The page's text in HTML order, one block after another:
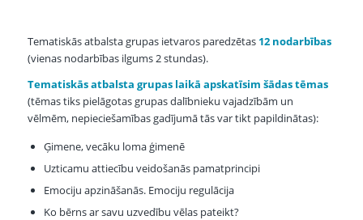
Tematiskās atbalsta grupas ietvaros paredzētas 12 nodarbības
(vienas nodarbības ilgums 2 stundas).
Tematiskās atbalsta grupas laikā apskatīsim šādas tēmas
(tēmas tiks pielāgotas grupas dalībnieku vajadzībām un
vēlmēm, nepieciešamības gadījumā tās var tikt papildinātas):
Ģimene, vecāku loma ģimenē
Uzticamu attiecību veidošanās pamatprincipi
Emociju apzināšanās. Emociju regulācija
Ko bērns ar savu uzvedību vēlas pateikt?